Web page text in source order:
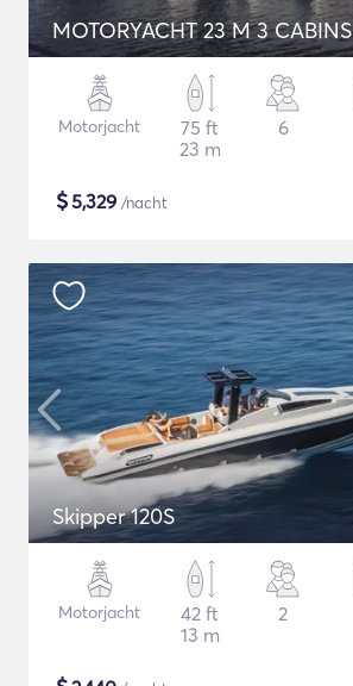
MOTORYACHT 23 M 3 CABINS
Motorjacht
75 ft
23 m
6
$5,329 /nacht
Skipper 120S
Motorjacht
42 ft
13 m
2